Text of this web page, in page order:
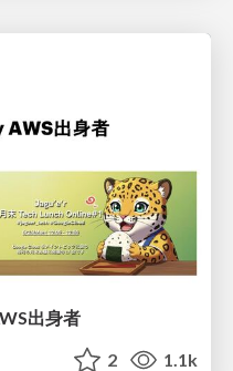
出身者
2 1.1k